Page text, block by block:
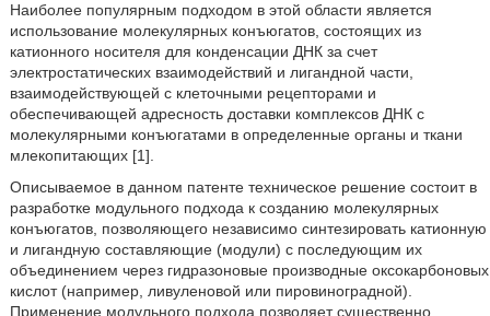
Наиболее популярным подходом в этой области является
использование молекулярных конъюгатов, состоящих из
катионного носителя для конденсации ДНК за счет
электростатических взаимодействий и лигандной части,
взаимодействующей с клеточными рецепторами и
обеспечивающей адресность доставки комплексов ДНК с
молекулярными конъюгатами в определенные органы и ткани
млекопитающих [1].
Описываемое в данном патенте техническое решение состоит в
разработке модульного подхода к созданию молекулярных
конъюгатов, позволяющего независимо синтезировать катионную
и лигандную составляющие (модули) с последующим их
объединением через гидразоновые производные оксокарбоновых
кислот (например, ливуленовой или пировиноградной).
Применение модульного подхода позволяет существенно